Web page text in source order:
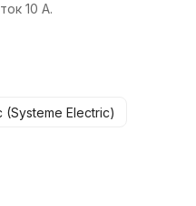
10 А.
Electric)